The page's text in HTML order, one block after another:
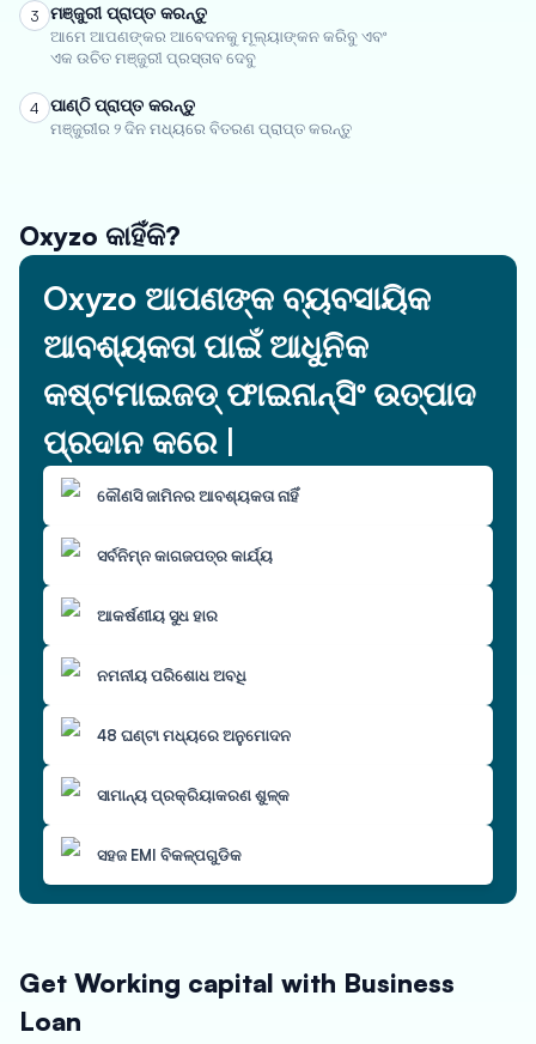
3 ମଞ୍ଜୁରୀ ପ୍ରାପ୍ତ କରନ୍ତୁ
ଆମେ ଆପଣଙ୍କର ଆବେଦନକୁ ମୂଲ୍ୟାଙ୍କନ କରିବୁ ଏବଂ
ଏକ ଉଚିତ ମଞ୍ଜୁରୀ ପ୍ରସ୍ତାବ ଦେବୁ
4 ପାଣ୍ଠି ପ୍ରାପ୍ତ କରନ୍ତୁ
ମଞ୍ଜୁରୀର ୨ ଦିନ ମଧ୍ୟରେ ବିତରଣ ପ୍ରାପ୍ତ କରନ୍ତୁ
Oxyzo କାହିଁକି?
Oxyzo ଆପଣଙ୍କ ବ୍ୟବସାୟିକ
ଆବଶ୍ୟକତା ପାଇଁ ଆଧୁନିକ
କଷ୍ଟମାଇଜଡ୍ ଫାଇନାନ୍ସିଂ ଉତ୍ପାଦ
ପ୍ରଦାନ କରେ |
କୌଣସି ଜାମିନର ଆବଶ୍ୟକତା ନାହିଁ
ସର୍ବନିମ୍ନ କାଗଜପତ୍ର କାର୍ଯ୍ୟ
ଆକର୍ଷଣୀୟ ସୁଧ ହାର
ନମନୀୟ ପରିଶୋଧ ଅବଧି
48 ଘଣ୍ଟା ମଧ୍ୟରେ ଅନୁମୋଦନ
ସାମାନ୍ୟ ପ୍ରକ୍ରିୟାକରଣ ଶୁଳ୍କ
ସହଜ EMI ବିକଳ୍ପଗୁଡିକ
Get Working capital with Business
Loan